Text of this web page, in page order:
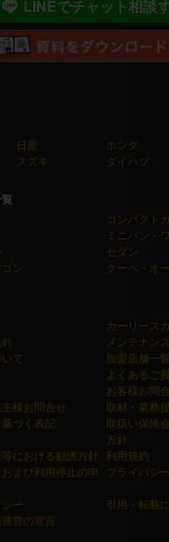
LINEでチャット相談
日産 ホンダ
スズキ ダイハツ
コンパクト
ミニバン・
セダン
ン
クーペ・オ
カーリース
メンテナン
て
加盟店舗一覧
よくあるご
お客様お問
様お問合せ
取材・業務
づく表記
取扱い保険
方針
における勧誘方針 利用規約
よび利用停止の申
プライバシ
ー
引用・転載
営の宣言